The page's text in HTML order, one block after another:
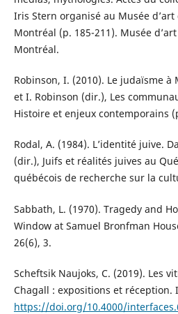
Iris Stern organisé au Musée
Montréal (p. 185-211). Musée
Montréal.
Robinson, I. (2010). Le judaïsme à
et I. Robinson (dir.), Les
Histoire et enjeux contemporains
Rodal, A. (1984). L’identité juive.
(dir.), Juifs et réalités juives au
québécois de recherche sur la
Sabbath, L. (1970). Tragedy and
Window at Samuel Bronfman
26(6), 3.
Scheftsik Naujoks, C. (2019). Les
Chagall : expositions et réception.
https://doi.org/10.4000/